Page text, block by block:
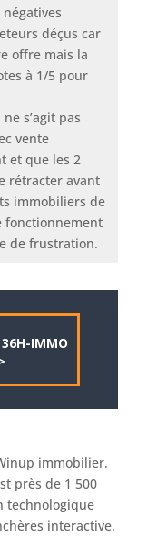
déçus car
offre mais la
à 1/5 pour
s’agit pas
vente
et que les 2
rétracter avant
immobiliers de
fonctionnement
de frustration.
36H-IMMO
immobilier.
près de 1 500
technologique
interactive.